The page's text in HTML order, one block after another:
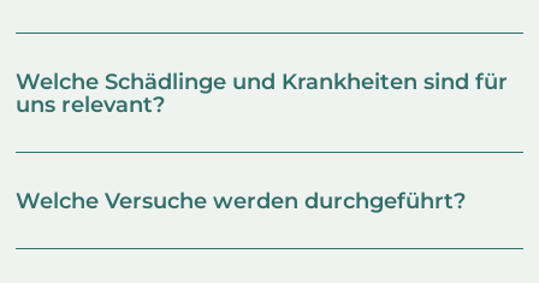
Welche Schädlinge und Krankheiten sind für
uns relevant?
Welche Versuche werden durchgeführt?